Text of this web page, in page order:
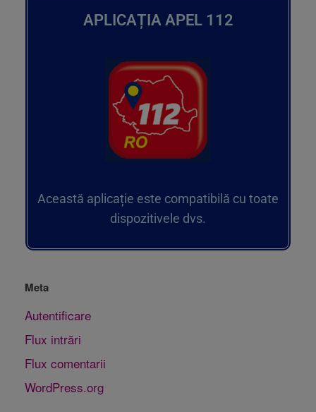
APLICAȚIA APEL 112
Această aplicație este compatibilă cu toate
dispozitivele dvs.
Meta
Autentificare
Flux intrări
Flux comentarii
WordPress.org